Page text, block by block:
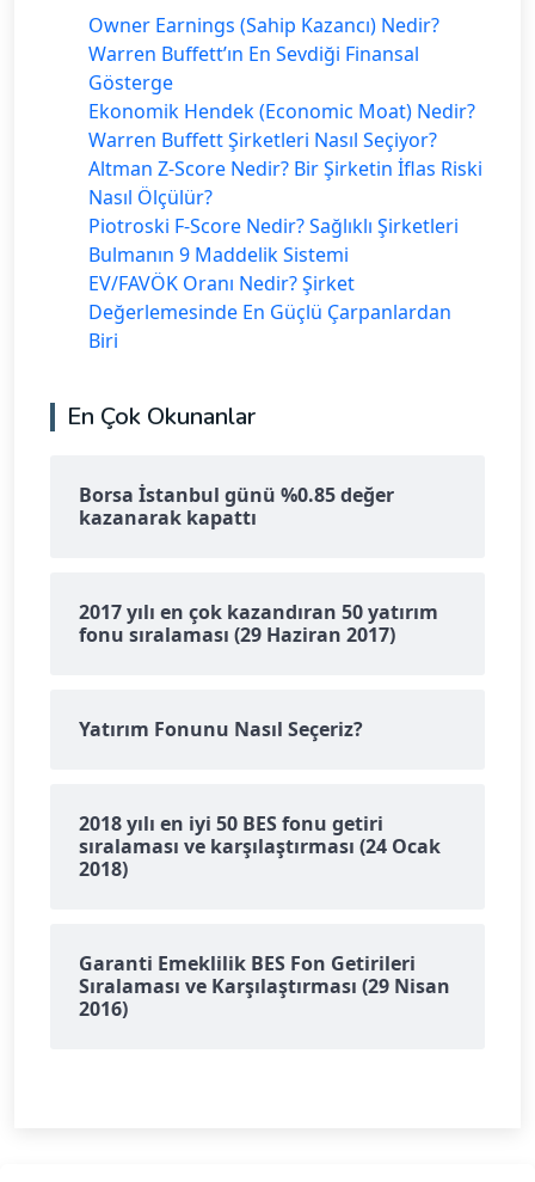
Owner Earnings (Sahip Kazancı) Nedir?
Warren Buffett’ın En Sevdiği Finansal
Gösterge
Ekonomik Hendek (Economic Moat) Nedir?
Warren Buffett Şirketleri Nasıl Seçiyor?
Altman Z-Score Nedir? Bir Şirketin İflas Riski
Nasıl Ölçülür?
Piotroski F-Score Nedir? Sağlıklı Şirketleri
Bulmanın 9 Maddelik Sistemi
EV/FAVÖK Oranı Nedir? Şirket
Değerlemesinde En Güçlü Çarpanlardan
Biri
En Çok Okunanlar
Borsa İstanbul günü %0.85 değer
kazanarak kapattı
2017 yılı en çok kazandıran 50 yatırım
fonu sıralaması (29 Haziran 2017)
Yatırım Fonunu Nasıl Seçeriz?
2018 yılı en iyi 50 BES fonu getiri
sıralaması ve karşılaştırması (24 Ocak
2018)
Garanti Emeklilik BES Fon Getirileri
Sıralaması ve Karşılaştırması (29 Nisan
2016)